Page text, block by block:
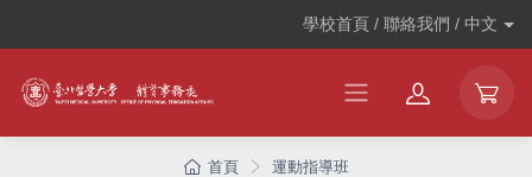
學校首頁 / 聯絡我們 /中文
首頁
運動指導班